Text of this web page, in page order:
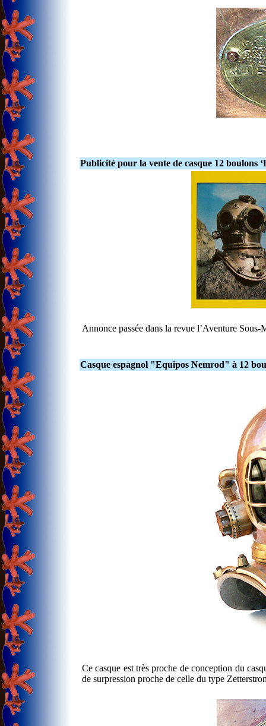
Publicité pour la vente de casque 12 boulons
Annonce passée dans la revue l’Aventure
Casque espagnol "Equipos Nemrod" à 12
Ce casque est très proche de conception du
de surpression proche de celle du type